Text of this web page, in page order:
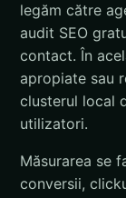
legăm către
audit SEO
contact. În
apropiate sau
clusterul local
utilizatori.
Măsurarea se
conversii,